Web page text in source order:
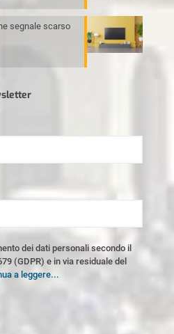
segnale scarso
dei dati personali secondo il
(GDPR) e in via residuale del
a leggere...